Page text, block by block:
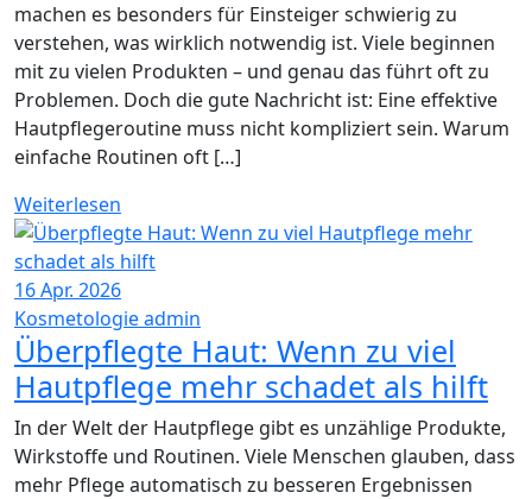
machen es besonders für Einsteiger schwierig zu
verstehen, was wirklich notwendig ist. Viele beginnen
mit zu vielen Produkten – und genau das führt oft zu
Problemen. Doch die gute Nachricht ist: Eine effektive
Hautpflegeroutine muss nicht kompliziert sein. Warum
einfache Routinen oft […]
Weiterlesen
16Apr. 2026
Kosmetologieadmin
Überpflegte Haut: Wenn zu viel
Hautpflege mehr schadet als hilft
In der Welt der Hautpflege gibt es unzählige Produkte,
Wirkstoffe und Routinen. Viele Menschen glauben, dass
mehr Pflege automatisch zu besseren Ergebnissen